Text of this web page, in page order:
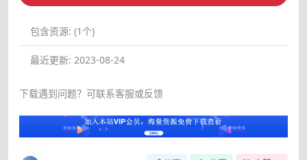
包含资源: (1个)
最近更新: 2023-08-24
下载遇到问题？可联系客服或反馈